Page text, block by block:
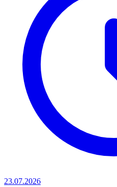
23.07.2026